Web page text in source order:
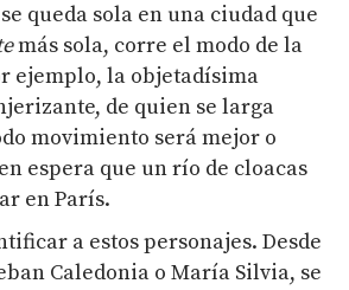
queda sola en una ciudad que
más sola, corre el modo de la
ejemplo, la objetadísima
de quien se larga
movimiento será mejor o
espera que un río de cloacas
en París.
a estos personajes. Desde
Caledonia o María Silvia, se